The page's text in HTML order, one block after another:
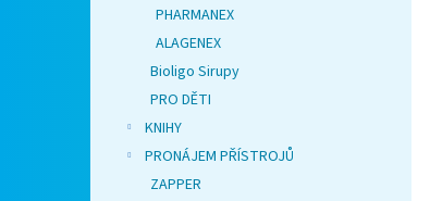
PHARMANEX
ALAGENEX
Bioligo Sirupy
PRO DĚTI
KNIHY
PRONÁJEM PŘÍSTROJŮ
ZAPPER